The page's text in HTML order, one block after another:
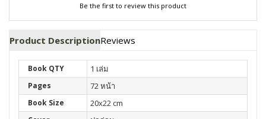
Be the first to review this product
Product DescriptionReviews
Book QTY 1 เล่ม
Pages 72 หน้า
Book Size 20x22 cm